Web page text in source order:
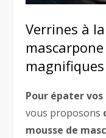
Verrines à
magnifiques
Pour épater
vous proposons
mousse de